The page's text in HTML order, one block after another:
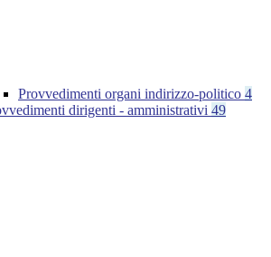
Provvedimenti organi indirizzo-politico 4
dirigenti - amministrativi 49